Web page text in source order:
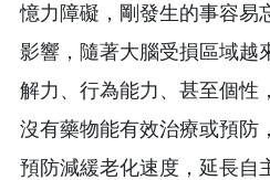
憶力障礙，剛發生的事容易
影響，隨著大腦受損區域越
解力、行為能力、甚至個性
沒有藥物能有效治療或預防
預防減緩老化速度，延長自